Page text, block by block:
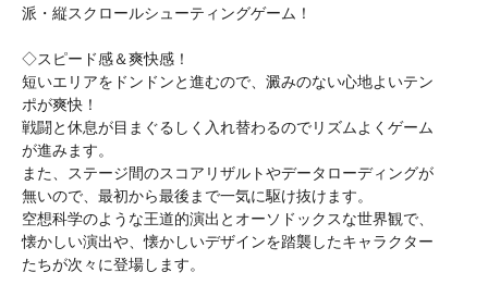
派・縦スクロールシューティングゲーム！
◇スピード感＆爽快感！
短いエリアをドンドンと進むので、澱みのない心地よいテン
ポが爽快！
戦闘と休息が目まぐるしく入れ替わるのでリズムよくゲーム
が進みます。
また、ステージ間のスコアリザルトやデータローディングが
無いので、最初から最後まで一気に駆け抜けます。
空想科学のような王道的演出とオーソドックスな世界観で、
懐かしい演出や、懐かしいデザインを踏襲したキャラクター
たちが次々に登場します。